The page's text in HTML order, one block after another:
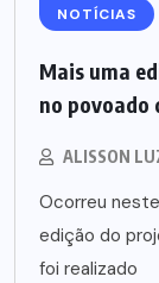
NOTÍCIAS
Mais uma
no povoado
ALISSON
Ocorreu
edição do
foi realizado